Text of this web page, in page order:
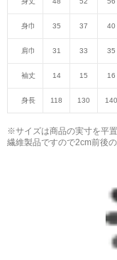
身巾 35 37 40
肩巾 31 33 35
袖丈 14 15 16
身長 118 130 140
※サイズは商品の実寸を平
繊維製品ですので2cm前後